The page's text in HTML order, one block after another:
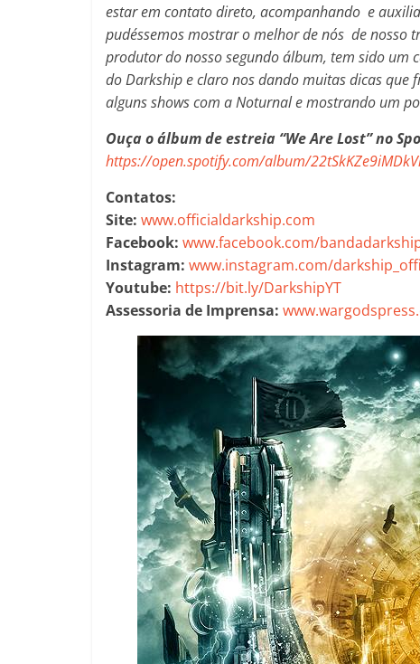
estar em contato direto, acompanhando e
pudéssemos mostrar o melhor de nós de nosso
produtor do nosso segundo álbum, tem sido um
do Darkship e claro nos dando muitas dicas que
alguns shows com a Noturnal e mostrando um
Ouça o álbum de estreia “We Are Lost” no
https://open.spotify.com/album/
Contatos:
Site: www.officialdarkship.com
Facebook: www.facebook.com/
Instagram: www.instagram.com/
Youtube: https://bit.ly/DarkshipYT
Assessoria de Imprensa: